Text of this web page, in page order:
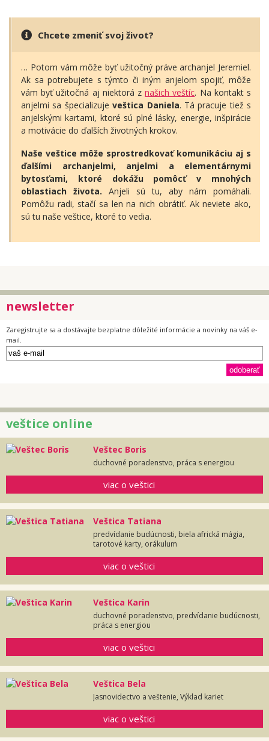
Chcete zmeniť svoj život?
… Potom vám môže byť užitočný práve archanjel Jeremiel.
Ak sa potrebujete s týmto či iným anjelom spojiť, môže
vám byť užitočná aj niektorá znašich veštíc. Na kontakt s
anjelmi sa špecializujeveštica Daniela. Tá pracuje tiež s
anjelskými kartami, ktoré sú plné lásky, energie, inšpirácie
a motivácie do ďalších životných krokov.
Naše veštice môže sprostredkovať komunikáciu aj s
ďalšími archanjelmi, anjelmi a elementárnymi
bytosťami, ktoré dokážu pomôcť v mnohých
oblastiach života. Anjeli sú tu, aby nám pomáhali.
Pomôžu radi, stačí sa len na nich obrátiť. Ak neviete ako,
sú tu naše veštice, ktoré to vedia.
newsletter
Zaregistrujte sa a dostávajte bezplatne dôležité informácie a novinky na váš e-
mail.
veštice online
Veštec Boris
duchovné poradenstvo, práca s energiou
viac o veštici
Veštica Tatiana
predvídanie budúcnosti, biela africká mágia,
tarotové karty, orákulum
viac o veštici
Veštica Karin
duchovné poradenstvo, predvídanie budúcnosti,
práca s energiou
viac o veštici
Veštica Bela
Jasnovidectvo a veštenie, Výklad kariet
viac o veštici